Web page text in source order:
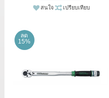
สนใจ เปรียบเทียบ
ลด
15%